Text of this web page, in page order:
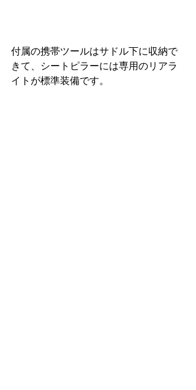
付属の携帯ツールはサドル下に収納で
きて、シートピラーには専用のリアラ
イトが標準装備です。